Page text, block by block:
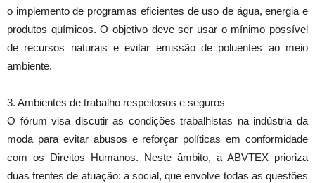
o implemento de programas eficientes de uso de água, energia e
produtos químicos. O objetivo deve ser usar o mínimo possível
de recursos naturais e evitar emissão de poluentes ao meio
ambiente.
3. Ambientes de trabalho respeitosos e seguros
O fórum visa discutir as condições trabalhistas na indústria da
moda para evitar abusos e reforçar políticas em conformidade
com os Direitos Humanos. Neste âmbito, a ABVTEX prioriza
duas frentes de atuação: a social, que envolve todas as questões